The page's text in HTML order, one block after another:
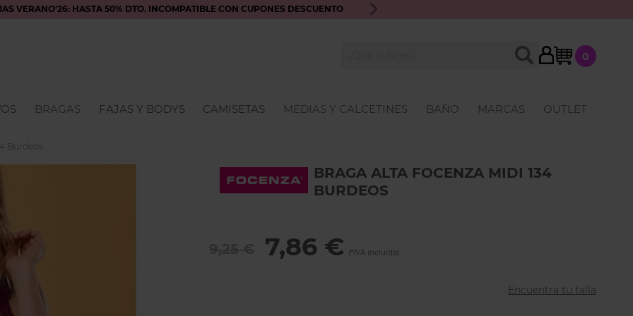
VERANO'26: HASTA 50% DTO. INCOMPATIBLE CON CUPONES DESCUENTO ENVÍO GRATIS A PARTIR DE 70€ · ATENCIÓN
My Cart
0
BUSCAR
BRAGAS FAJAS Y BODYS CAMISETAS MEDIAS Y CALCETINES BAÑO MARCAS OUTLET
Burdeos
BRAGA ALTA FOCENZA MIDI 134
BURDEOS
7,86 €
Encuentra tu talla